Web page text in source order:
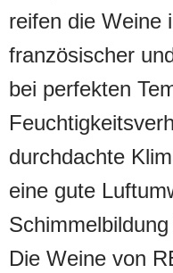
reifen die Weine
französischer
bei perfekten
durchdachte
eine gute
Die Weine von